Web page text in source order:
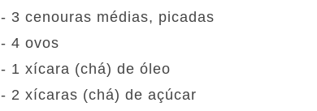
- 3 cenouras médias, picadas
- 4 ovos
- 1 xícara (chá) de óleo
- 2 xícaras (chá) de açúcar